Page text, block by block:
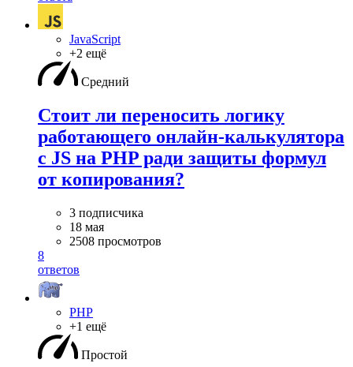
JavaScript
+2 ещё
Средний
Стоит ли переносить логику
работающего онлайн-калькулятора
с JS на PHP ради защиты формул
от копирования?
3 подписчика
18 мая
2508 просмотров
8
ответов
PHP
+1 ещё
Простой